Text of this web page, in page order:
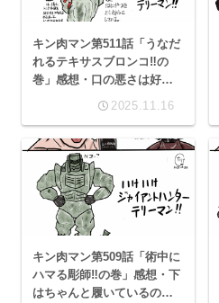
キン肉マン第511話「うなだ
れるテキサスブロンコ‼の
巻」感想・口の悪さは好意
2025.11.16
キン肉マン第509話「術中に
ハマる彫師‼︎の巻」感想・下
はちゃんと履いているのか